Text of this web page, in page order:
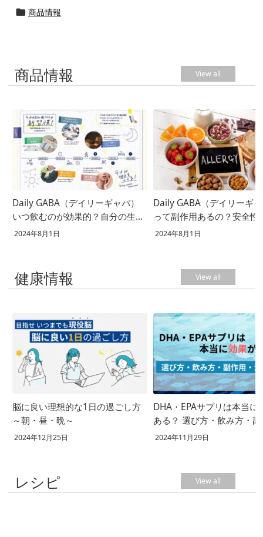
 商品情報
View all
商品情報
Daily GABA（デイリーギャバ）
いつ飲むのが効果的？自分の生活
に合った飲むタイミングとは
2024年8月1日
Daily GABA（デイリーギ
って副作用あるの？安全性
て徹底解説！
2024年8月1日
View all
健康情報
脳に良い理想的な1日の過ごし方
～朝・昼・晩～
2024年12月25日
DHA・EPAサプリは本当に
ある？ 選び方・飲み方・
用・注意点
2024年11月29日
View all
レシピ